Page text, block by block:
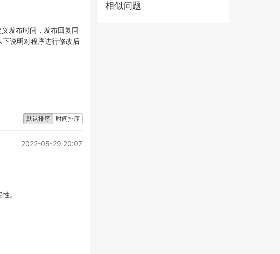
发布时间，发布回复同
说明对程序进行修改后
默认排序 时间排序
2022-05-29 20:07
。
相似问题